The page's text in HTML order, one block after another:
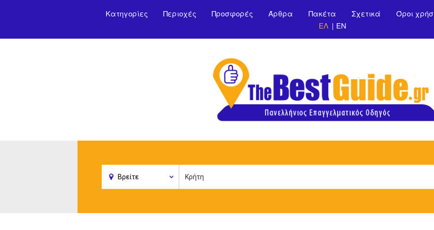
κυρίως περιεχόμενο
Κατηγορίες Περιοχές Προσφορές Άρθρα Πακέτα Σχετικά Όροι
ΕΛ
EN